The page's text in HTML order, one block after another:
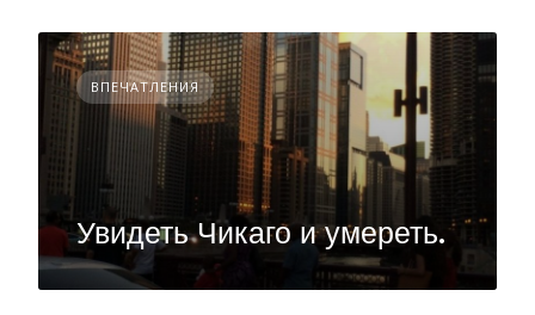
ВПЕЧАТЛЕНИЯ
Увидеть Чикаго и умереть.